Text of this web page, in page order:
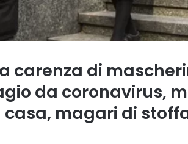
carenza di
da coronavirus,
magari di